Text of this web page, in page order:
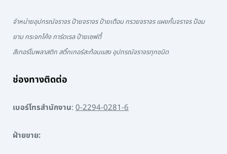
จำหน่ายอุปกรณ์จราจร ป้ายจราจร ป้ายเตือน กรวยจราจร แผงกั้นจราจร ป้อม
ยาม กระจกโค้ง การ์ดเรล ป้ายเซฟตี้
สีเทอร์โมพลาสติก สติ๊กเกอร์สะท้อนแสง อุปกรณ์จราจรทุกชนิด
ช่องทางติดต่อ
เบอร์โทรสำนักงาน: 0-2294-0281-6
ฝ่ายขาย: